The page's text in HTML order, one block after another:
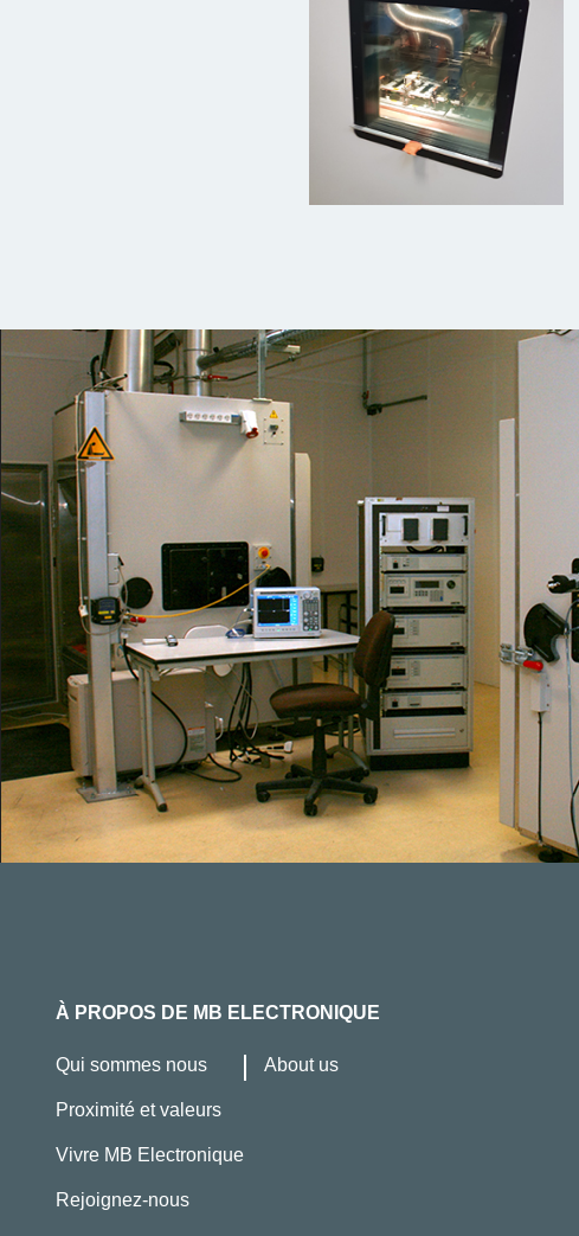
À PROPOS DE MB ELECTRONIQUE
Qui sommes nous About us
Proximité et valeurs
Vivre MB Electronique
Rejoignez-nous